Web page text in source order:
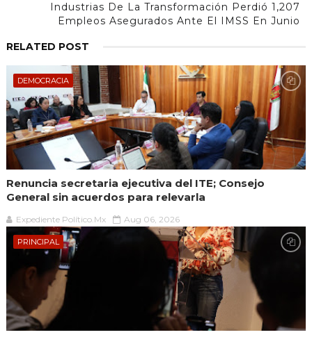
Industrias De La Transformación Perdió 1,207
Empleos Asegurados Ante El IMSS En Junio
RELATED POST
DEMOCRACIA
Renuncia secretaria ejecutiva del ITE; Consejo
General sin acuerdos para relevarla
Expediente Político.Mx Aug 06, 2026
PRINCIPAL